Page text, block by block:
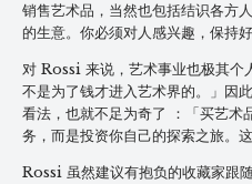
销售艺术品，当然也包括结识各方
的生意。你必须对人感兴趣，保持
对 Rossi 来说，艺术事业也极其个
不是为了钱才进入艺术界的。」因
看法，也就不足为奇了 ：「买艺术
务，而是投资你自己的探索之旅。
Rossi 虽然建议有抱负的收藏家跟